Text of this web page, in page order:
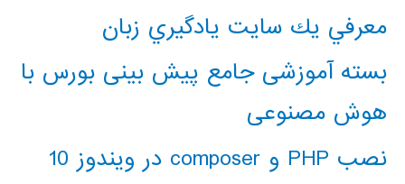
معرفي يك سايت يادگيري زبان
بسته آموزشی جامع پیش بینی بورس با
هوش مصنوعی
نصب PHP و composer در ویندوز 10